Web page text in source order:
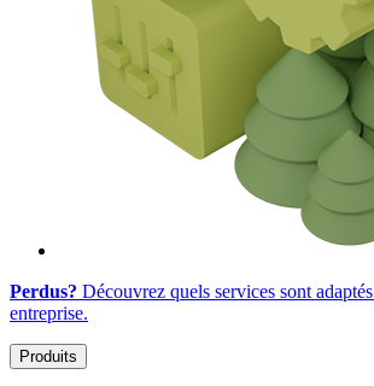
Perdus? Découvrez quels services sont adaptés
entreprise.
Produits